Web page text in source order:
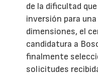
de la dificultad
inversión para
dimensiones, el
candidatura a
finalmente
solicitudes